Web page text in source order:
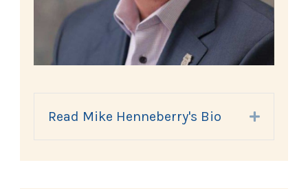
Read Mike Henneberry's Bio Expand